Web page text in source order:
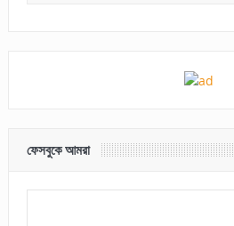
ফেসবুকে আমরা